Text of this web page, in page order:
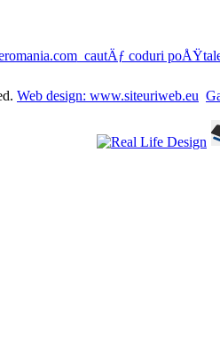
cautÄƒ coduri
Web design: www.siteuriweb.eu